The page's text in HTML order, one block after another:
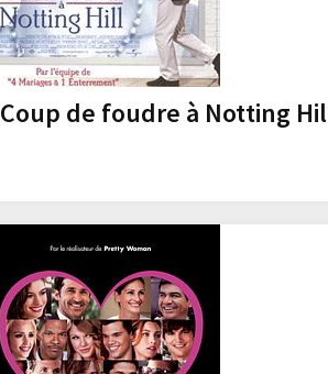
Coup de foudre à Notting